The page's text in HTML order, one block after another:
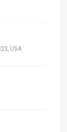
USA